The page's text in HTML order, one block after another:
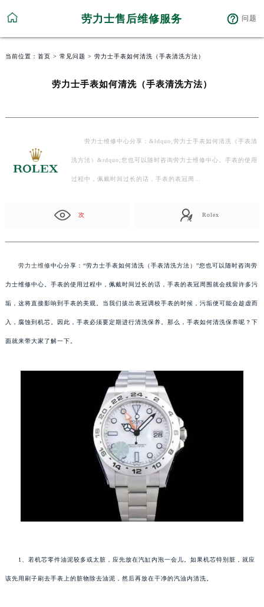
劳力士售后维修服务 问题
当前位置： 首页 > 常见问题 > 劳力士手表如何清洗（手表清洗方法）
劳力士手表如何清洗（手表清洗方法）
劳力士维修中心分享：&ldquo;劳力士手表如何清洗（手表清
洗方法）&rdquo;您也可以随时咨询劳力士维修中心。手表的使用
过程中，佩戴时间过长的话，手表的表冠周…
次 Rolex
劳力士维修中心分享：“劳力士手表如何清洗（手表清洗方法）”您也可以随时咨询劳
力士维修中心。手表的使用过程中，佩戴时间过长的话，手表的表冠周围就会残留许多污
垢，这将直接影响到手表的美观。当我们拔出表冠调校手表的时候，污垢便可能会趁虚而
入，腐蚀到机芯。因此，手表必须要定期进行清洗保养。那么，手表如何清洗保养呢？下
面就来带大家了解一下。
1、若机芯零件油泥较多或太脏，应先放在汽缸内泡一会儿。如果机芯特别脏，就应
该先用刷子刷去手表上的脏物除去油泥，然后再放在干净的汽油内清洗。